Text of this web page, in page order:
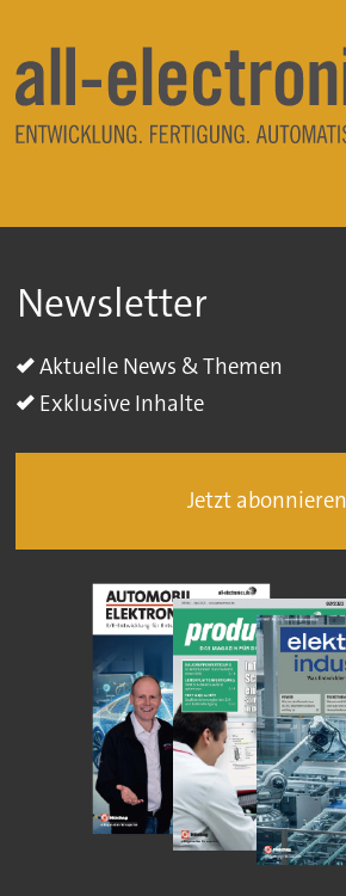
Newsletter
Aktuelle News & Themen
Exklusive Inhalte
Jetzt abonnieren